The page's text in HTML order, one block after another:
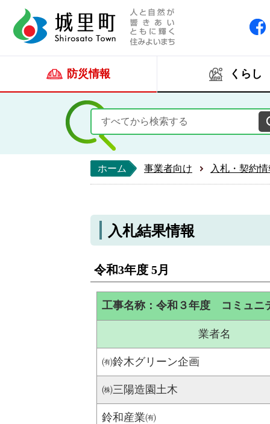
防災情報 くらし
ホーム 事業者向け 入札・契約
入札結果情報
令和3年度 5月
工事名称：令和３年度 コミュニ
業者名
㈲鈴木グリーン企画
㈱三陽造園土木
鈴和産業㈲